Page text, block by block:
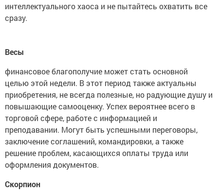
интеллектуального хаоса и не пытайтесь охватить все
сразу.
Весы
финансовое благополучие может стать основной
целью этой недели. В этот период также актуальны
приобретения, не всегда полезные, но радующие душу и
повышающие самооценку. Успех вероятнее всего в
торговой сфере, работе с информацией и
преподавании. Могут быть успешными переговоры,
заключение соглашений, командировки, а также
решение проблем, касающихся оплаты труда или
оформления документов.
Скорпион